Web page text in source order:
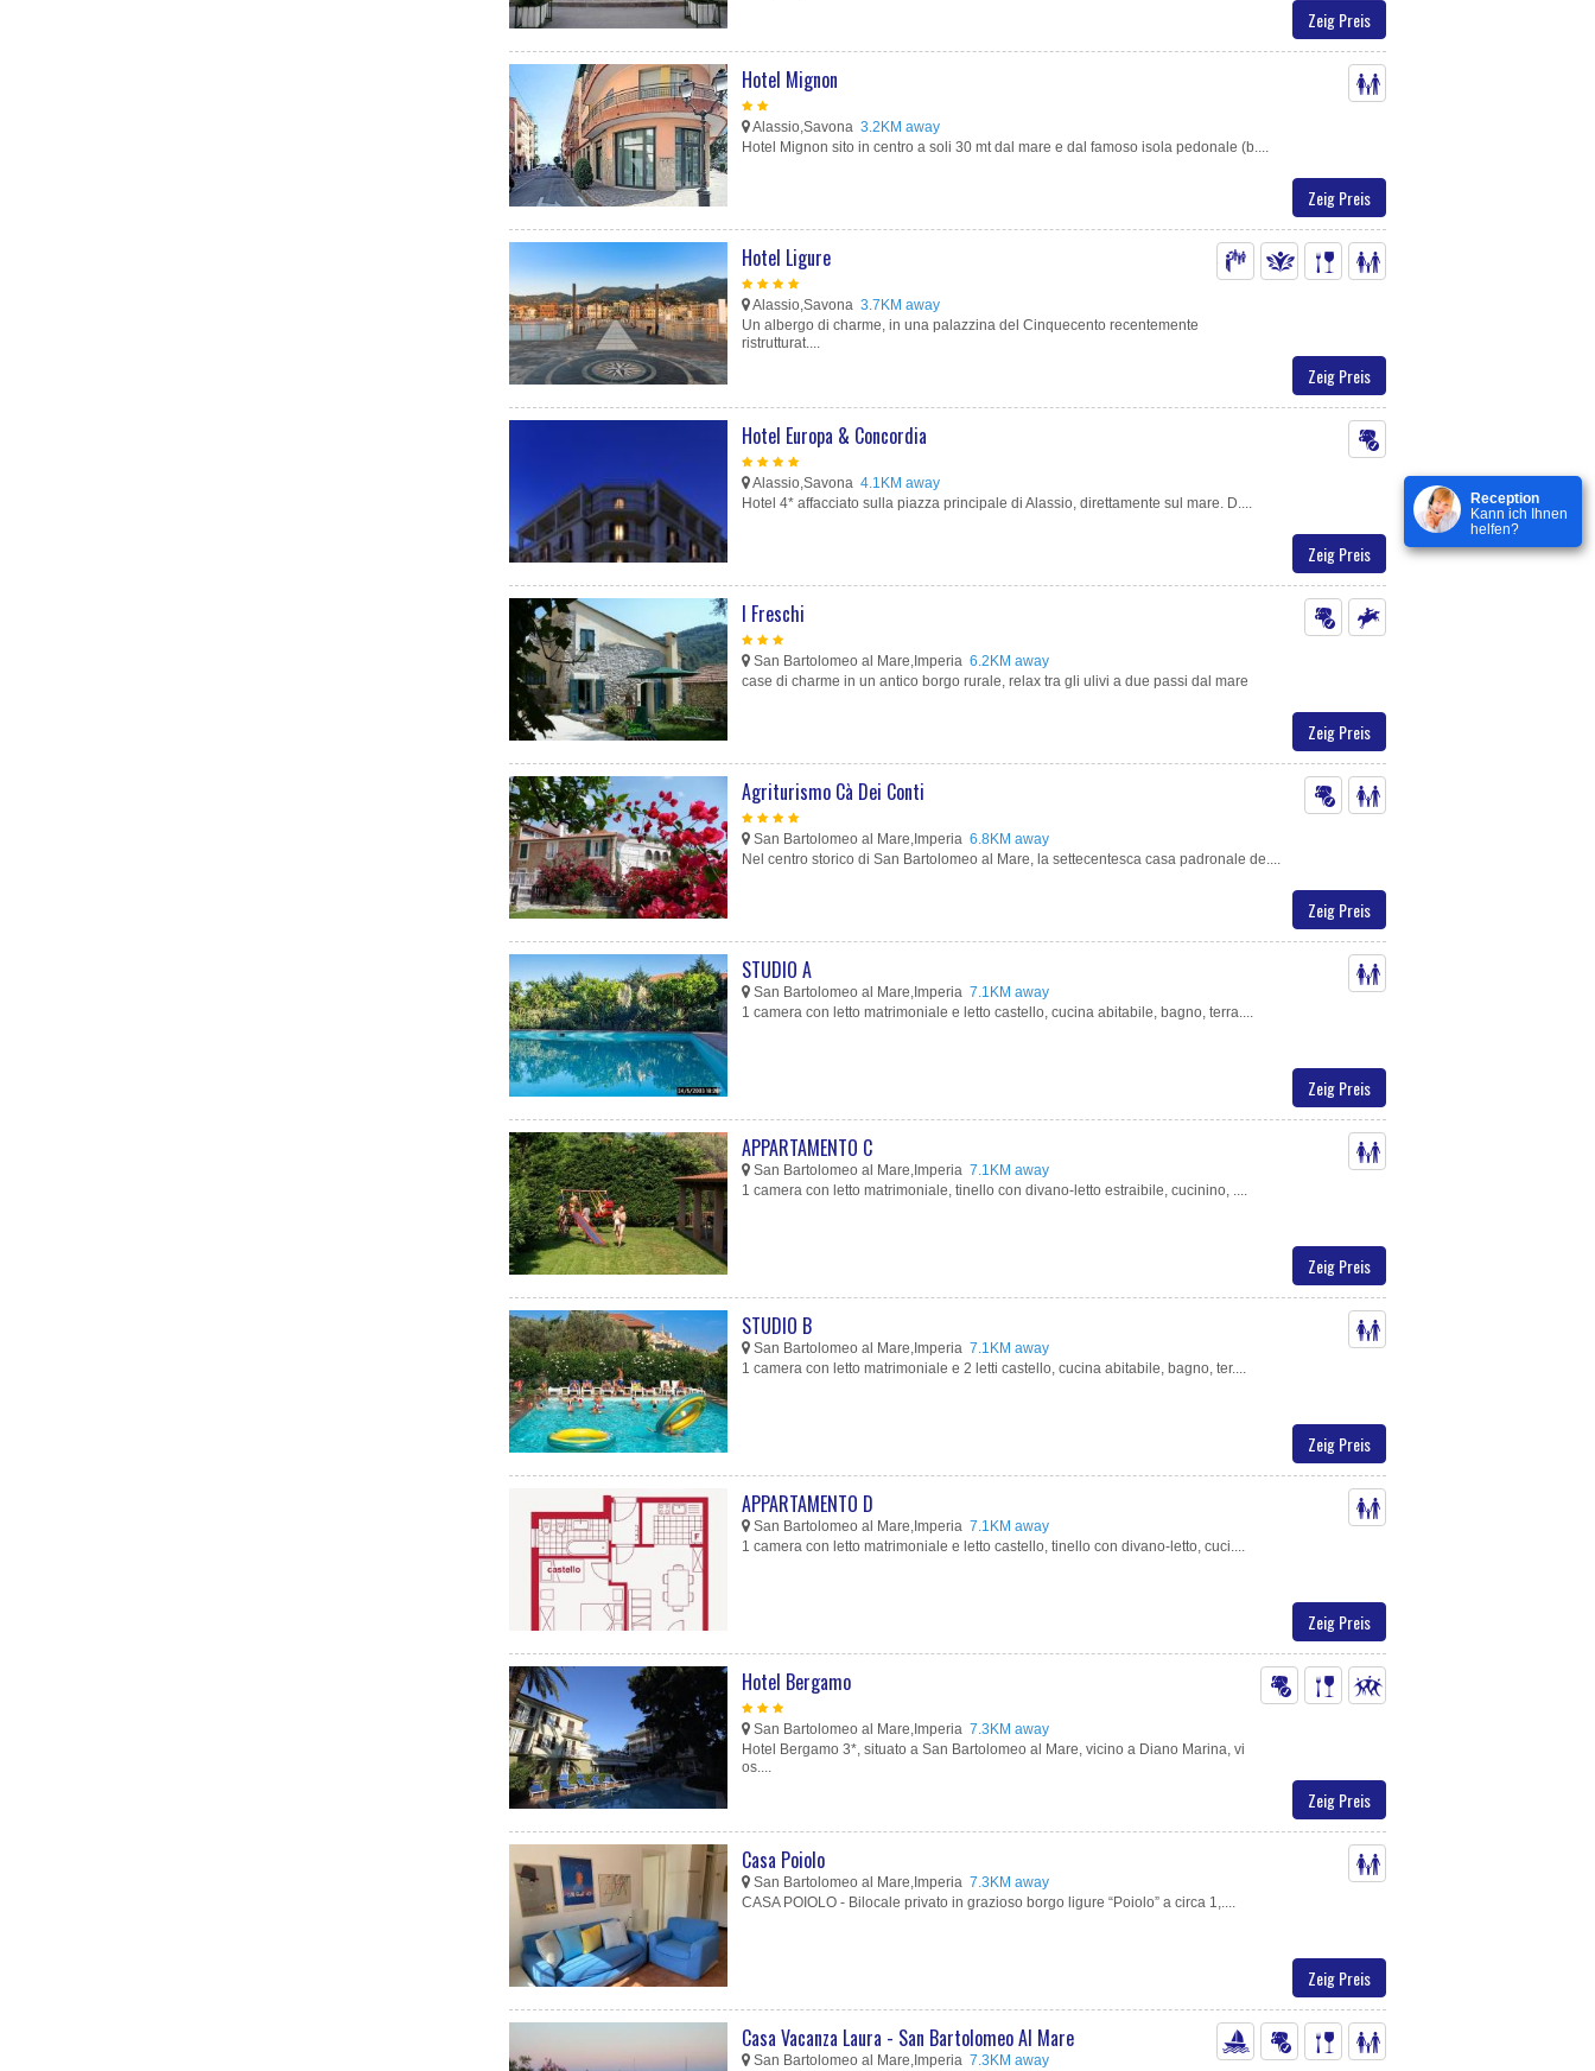
Zeig Preis
Zeig Preis
Hotel Mignon
Alassio,Savona 3.2KM away
Hotel Mignon sito in centro a soli 30 mt dal mare e dal famoso isola pedonale (b....
Zeig Preis
Hotel Ligure
Alassio,Savona 3.7KM away
Un albergo di charme, in una palazzina del Cinquecento recentemente
ristrutturat....
Zeig Preis
Hotel Europa & Concordia
Alassio,Savona 4.1KM away
Hotel 4* affacciato sulla piazza principale di Alassio, direttamente sul mare. D....
Zeig Preis
I Freschi
San Bartolomeo al Mare,Imperia 6.2KM away
case di charme in un antico borgo rurale, relax tra gli ulivi a due passi dal mare
Zeig Preis
Agriturismo Cà Dei Conti
San Bartolomeo al Mare,Imperia 6.8KM away
Nel centro storico di San Bartolomeo al Mare, la settecentesca casa padronale de....
Zeig Preis
STUDIO A
San Bartolomeo al Mare,Imperia 7.1KM away
1 camera con letto matrimoniale e letto castello, cucina abitabile, bagno, terra....
Zeig Preis
APPARTAMENTO C
San Bartolomeo al Mare,Imperia 7.1KM away
1 camera con letto matrimoniale, tinello con divano-letto estraibile, cucinino, ....
Zeig Preis
STUDIO B
San Bartolomeo al Mare,Imperia 7.1KM away
1 camera con letto matrimoniale e 2 letti castello, cucina abitabile, bagno, ter....
Zeig Preis
APPARTAMENTO D
San Bartolomeo al Mare,Imperia 7.1KM away
1 camera con letto matrimoniale e letto castello, tinello con divano-letto, cuci....
Zeig Preis
Hotel Bergamo
San Bartolomeo al Mare,Imperia 7.3KM away
Hotel Bergamo 3*, situato a San Bartolomeo al Mare, vicino a Diano Marina, vi
os....
Zeig Preis
Casa Poiolo
San Bartolomeo al Mare,Imperia 7.3KM away
CASA POIOLO - Bilocale privato in grazioso borgo ligure “Poiolo” a circa 1,....
Casa Vacanza Laura - San Bartolomeo Al Mare
San Bartolomeo al Mare,Imperia 7.3KM away
Reception
Kann ich Ihnen
helfen?